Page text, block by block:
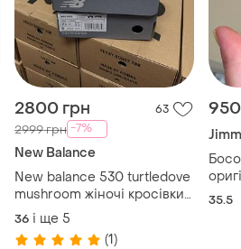
2800 грн 63
2999 грн -7%
New Balance
New balance 530 turtledove
mushroom жіночі кросівки
ню беланс 530 сітка
36 і ще 5
35.5